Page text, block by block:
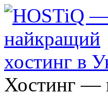
Хостинг —